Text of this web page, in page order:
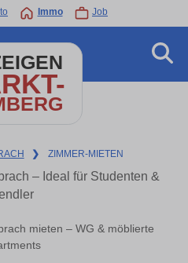
Immo Job
❯ ZIMMER-MIETEN
– Ideal für Studenten &
mieten – WG & möblierte